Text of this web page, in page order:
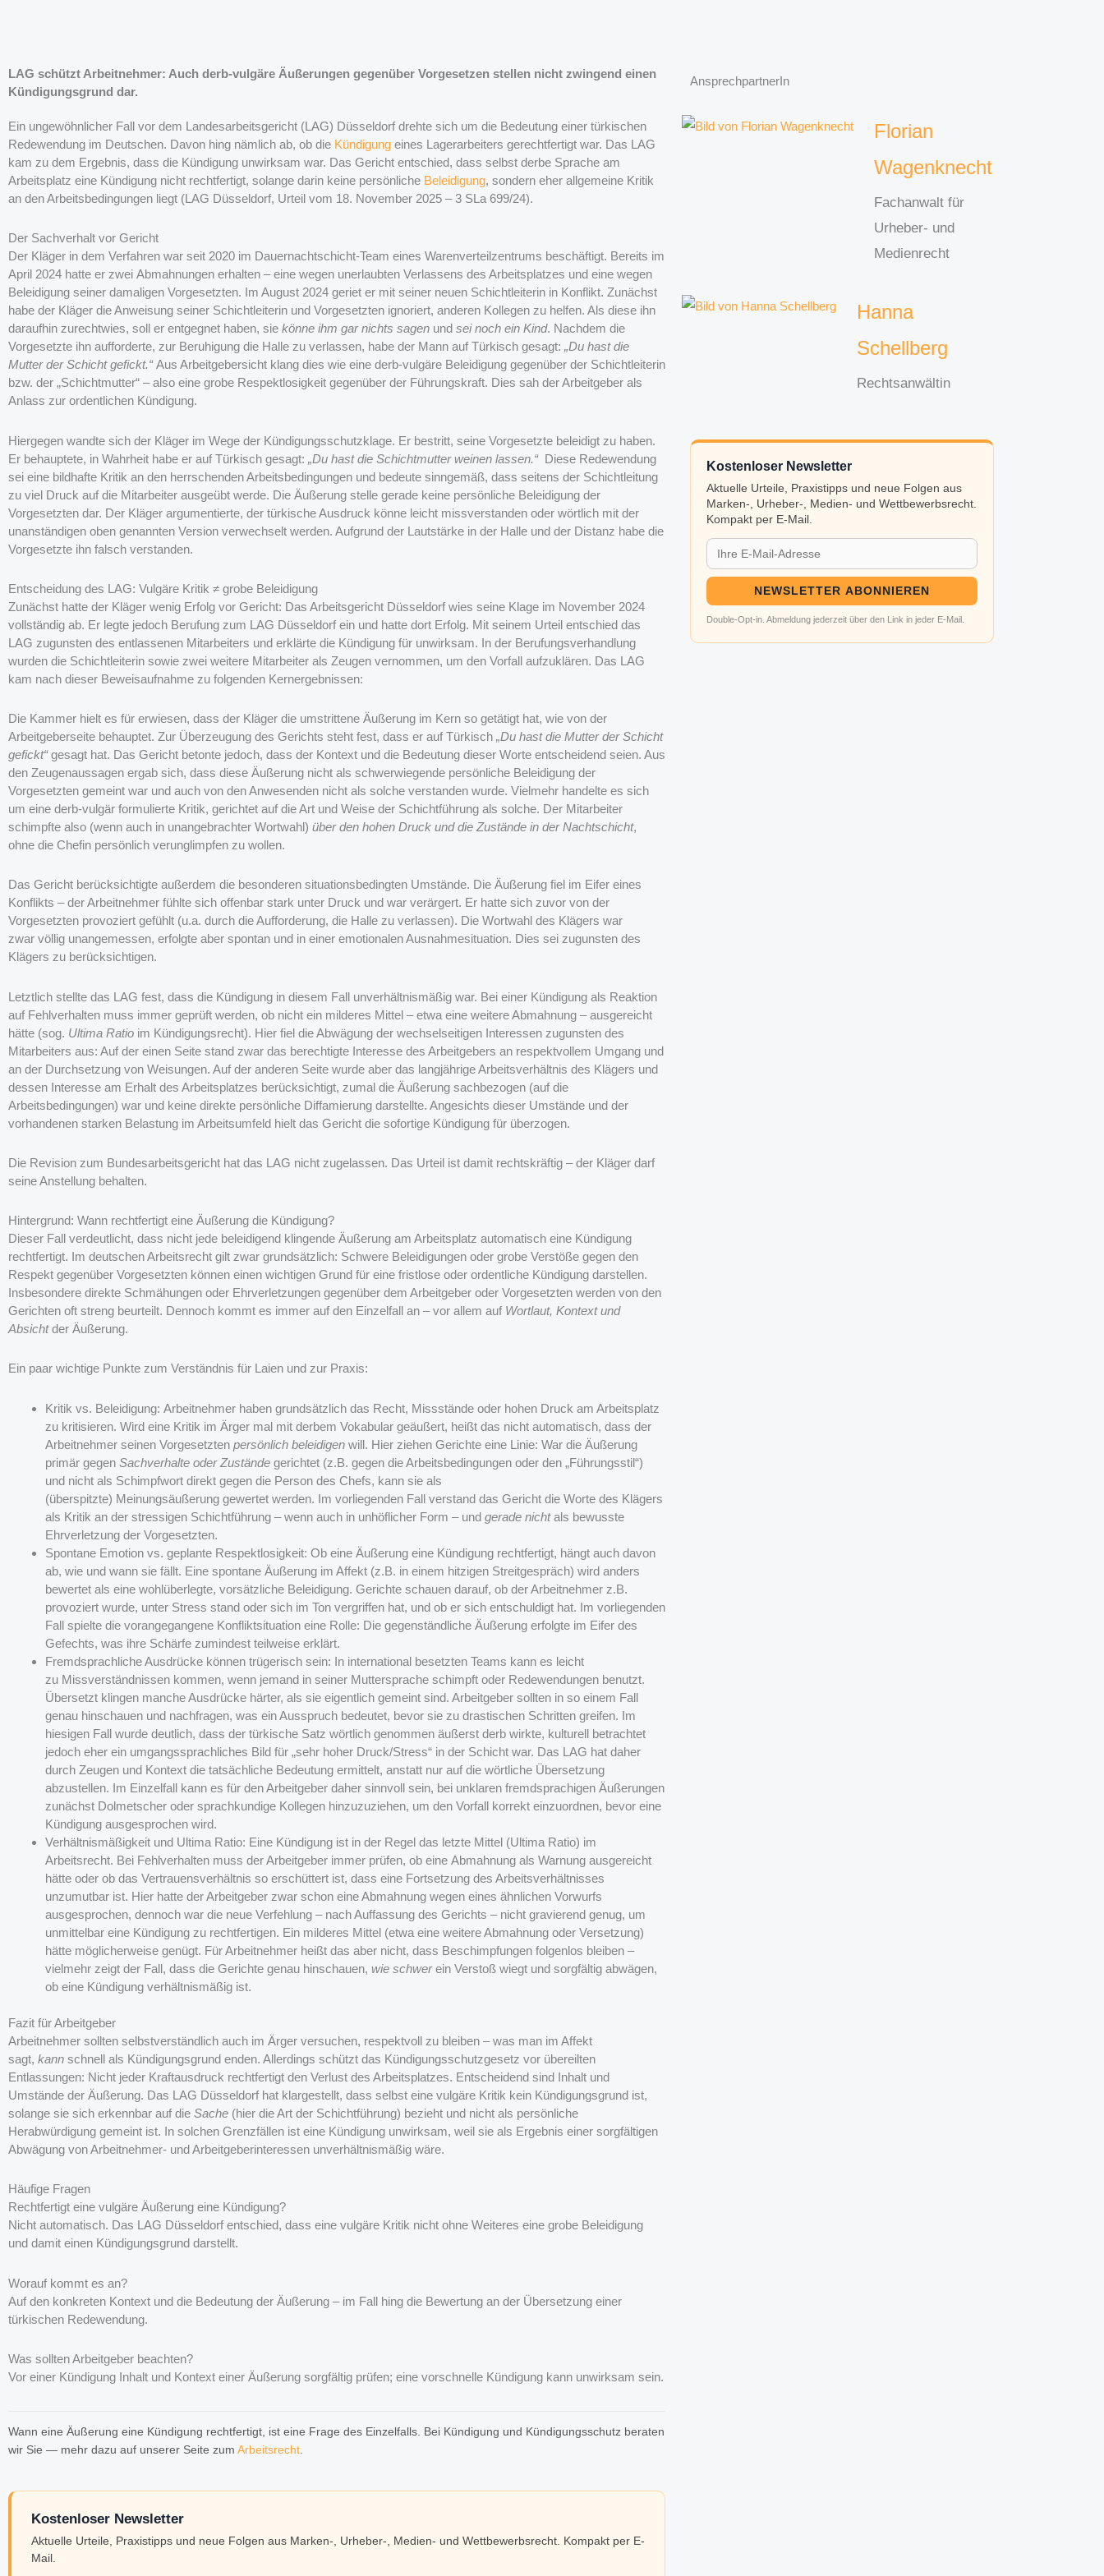
LAG schützt Arbeitnehmer: Auch derb-vulgäre Äußerungen gegenüber Vorgesetzen stellen nicht zwingend einen
Kündigungsgrund dar.
Ein ungewöhnlicher Fall vor dem Landesarbeitsgericht (LAG) Düsseldorf drehte sich um die Bedeutung einer türkischen
Redewendung im Deutschen. Davon hing nämlich ab, ob die Kündigung eines Lagerarbeiters gerechtfertigt war. Das LAG
kam zu dem Ergebnis, dass die Kündigung unwirksam war. Das Gericht entschied, dass selbst derbe Sprache am
Arbeitsplatz eine Kündigung nicht rechtfertigt, solange darin keine persönliche Beleidigung, sondern eher allgemeine Kritik
an den Arbeitsbedingungen liegt (LAG Düsseldorf, Urteil vom 18. November 2025 – 3 SLa 699/24).
Der Sachverhalt vor Gericht
Der Kläger in dem Verfahren war seit 2020 im Dauernachtschicht-Team eines Warenverteilzentrums beschäftigt. Bereits im
April 2024 hatte er zwei Abmahnungen erhalten – eine wegen unerlaubten Verlassens des Arbeitsplatzes und eine wegen
Beleidigung seiner damaligen Vorgesetzten. Im August 2024 geriet er mit seiner neuen Schichtleiterin in Konflikt. Zunächst
habe der Kläger die Anweisung seiner Schichtleiterin und Vorgesetzten ignoriert, anderen Kollegen zu helfen. Als diese ihn
daraufhin zurechtwies, soll er entgegnet haben, sie könne ihm gar nichts sagen und sei noch ein Kind. Nachdem die
Vorgesetzte ihn aufforderte, zur Beruhigung die Halle zu verlassen, habe der Mann auf Türkisch gesagt: „Du hast die
Mutter der Schicht gefickt.“Aus Arbeitgebersicht klang dies wie eine derb-vulgäre Beleidigung gegenüber der Schichtleiterin
bzw. der „Schichtmutter“ – also eine grobe Respektlosigkeit gegenüber der Führungskraft. Dies sah der Arbeitgeber als
Anlass zur ordentlichen Kündigung.
Hiergegen wandte sich der Kläger im Wege der Kündigungsschutzklage. Er bestritt, seine Vorgesetzte beleidigt zu haben.
Er behauptete, in Wahrheit habe er auf Türkisch gesagt: „Du hast die Schichtmutter weinen lassen.“Diese Redewendung
sei eine bildhafte Kritik an den herrschenden Arbeitsbedingungen und bedeute sinngemäß, dass seitens der Schichtleitung
zu viel Druck auf die Mitarbeiter ausgeübt werde. Die Äußerung stelle gerade keine persönliche Beleidigung der
Vorgesetzten dar. Der Kläger argumentierte, der türkische Ausdruck könne leicht missverstanden oder wörtlich mit der
unanständigen oben genannten Version verwechselt werden. Aufgrund der Lautstärke in der Halle und der Distanz habe die
Vorgesetzte ihn falsch verstanden.
Entscheidung des LAG: Vulgäre Kritik ≠ grobe Beleidigung
Zunächst hatte der Kläger wenig Erfolg vor Gericht: Das Arbeitsgericht Düsseldorf wies seine Klage im November 2024
vollständig ab. Er legte jedoch Berufung zum LAG Düsseldorf ein und hatte dort Erfolg. Mit seinem Urteil entschied das
LAG zugunsten des entlassenen Mitarbeiters und erklärte die Kündigung für unwirksam. In der Berufungsverhandlung
wurden die Schichtleiterin sowie zwei weitere Mitarbeiter als Zeugen vernommen, um den Vorfall aufzuklären. Das LAG
kam nach dieser Beweisaufnahme zu folgenden Kernergebnissen:
Die Kammer hielt es für erwiesen, dass der Kläger die umstrittene Äußerung im Kern so getätigt hat, wie von der
Arbeitgeberseite behauptet. Zur Überzeugung des Gerichts steht fest, dass er auf Türkisch „Du hast die Mutter der Schicht
gefickt“gesagt hat. Das Gericht betonte jedoch, dass der Kontext und die Bedeutung dieser Worte entscheidend seien. Aus
den Zeugenaussagen ergab sich, dass diese Äußerung nicht als schwerwiegende persönliche Beleidigung der
Vorgesetzten gemeint war und auch von den Anwesenden nicht als solche verstanden wurde. Vielmehr handelte es sich
um eine derb-vulgär formulierte Kritik, gerichtet auf die Art und Weise der Schichtführung als solche. Der Mitarbeiter
schimpfte also (wenn auch in unangebrachter Wortwahl) über den hohen Druck und die Zustände in der Nachtschicht,
ohne die Chefin persönlich verunglimpfen zu wollen.
Das Gericht berücksichtigte außerdem die besonderen situationsbedingten Umstände. Die Äußerung fiel im Eifer eines
Konflikts – der Arbeitnehmer fühlte sich offenbar stark unter Druck und war verärgert. Er hatte sich zuvor von der
Vorgesetzten provoziert gefühlt (u.a. durch die Aufforderung, die Halle zu verlassen). Die Wortwahl des Klägers war
zwar völlig unangemessen, erfolgte aber spontan und in einer emotionalen Ausnahmesituation. Dies sei zugunsten des
Klägers zu berücksichtigen.
Letztlich stellte das LAG fest, dass die Kündigung in diesem Fall unverhältnismäßig war. Bei einer Kündigung als Reaktion
auf Fehlverhalten muss immer geprüft werden, ob nicht ein milderes Mittel – etwa eine weitere Abmahnung – ausgereicht
hätte (sog. Ultima Ratio im Kündigungsrecht). Hier fiel die Abwägung der wechselseitigen Interessen zugunsten des
Mitarbeiters aus: Auf der einen Seite stand zwar das berechtigte Interesse des Arbeitgebers an respektvollem Umgang und
an der Durchsetzung von Weisungen. Auf der anderen Seite wurde aber das langjährige Arbeitsverhältnis des Klägers und
dessen Interesse am Erhalt des Arbeitsplatzes berücksichtigt, zumal die Äußerung sachbezogen (auf die
Arbeitsbedingungen) war und keine direkte persönliche Diffamierung darstellte. Angesichts dieser Umstände und der
vorhandenen starken Belastung im Arbeitsumfeld hielt das Gericht die sofortige Kündigung für überzogen.
Die Revision zum Bundesarbeitsgericht hat das LAG nicht zugelassen. Das Urteil ist damit rechtskräftig – der Kläger darf
seine Anstellung behalten.
Hintergrund: Wann rechtfertigt eine Äußerung die Kündigung?
Dieser Fall verdeutlicht, dass nicht jede beleidigend klingende Äußerung am Arbeitsplatz automatisch eine Kündigung
rechtfertigt. Im deutschen Arbeitsrecht gilt zwar grundsätzlich: Schwere Beleidigungen oder grobe Verstöße gegen den
Respekt gegenüber Vorgesetzten können einen wichtigen Grund für eine fristlose oder ordentliche Kündigung darstellen.
Insbesondere direkte Schmähungen oder Ehrverletzungen gegenüber dem Arbeitgeber oder Vorgesetzten werden von den
Gerichten oft streng beurteilt. Dennoch kommt es immer auf den Einzelfall an – vor allem auf Wortlaut, Kontext und
Absichtder Äußerung.
Ein paar wichtige Punkte zum Verständnis für Laien und zur Praxis:
Kritik vs. Beleidigung: Arbeitnehmer haben grundsätzlich das Recht, Missstände oder hohen Druck am Arbeitsplatz
zu kritisieren. Wird eine Kritik im Ärger mal mit derbem Vokabular geäußert, heißt das nicht automatisch, dass der
Arbeitnehmer seinen Vorgesetzten persönlich beleidigen will. Hier ziehen Gerichte eine Linie: War die Äußerung
primär gegen Sachverhalte oder Zustände gerichtet (z.B. gegen die Arbeitsbedingungen oder den „Führungsstil“)
und nicht als Schimpfwort direkt gegen die Person des Chefs, kann sie als
(überspitzte) Meinungsäußerung gewertet werden. Im vorliegenden Fall verstand das Gericht die Worte des Klägers
als Kritik an der stressigen Schichtführung – wenn auch in unhöflicher Form – und gerade nichtals bewusste
Ehrverletzung der Vorgesetzten.
Spontane Emotion vs. geplante Respektlosigkeit: Ob eine Äußerung eine Kündigung rechtfertigt, hängt auch davon
ab, wie und wann sie fällt. Eine spontane Äußerung im Affekt (z.B. in einem hitzigen Streitgespräch) wird anders
bewertet als eine wohlüberlegte, vorsätzliche Beleidigung. Gerichte schauen darauf, ob der Arbeitnehmer z.B.
provoziert wurde, unter Stress stand oder sich im Ton vergriffen hat, und ob er sich entschuldigt hat. Im vorliegenden
Fall spielte die vorangegangene Konfliktsituation eine Rolle: Die gegenständliche Äußerung erfolgte im Eifer des
Gefechts, was ihre Schärfe zumindest teilweise erklärt.
Fremdsprachliche Ausdrücke können trügerisch sein: In international besetzten Teams kann es leicht
zu Missverständnissen kommen, wenn jemand in seiner Muttersprache schimpft oder Redewendungen benutzt.
Übersetzt klingen manche Ausdrücke härter, als sie eigentlich gemeint sind. Arbeitgeber sollten in so einem Fall
genau hinschauen und nachfragen, was ein Ausspruch bedeutet, bevor sie zu drastischen Schritten greifen. Im
hiesigen Fall wurde deutlich, dass der türkische Satz wörtlich genommen äußerst derb wirkte, kulturell betrachtet
jedoch eher ein umgangssprachliches Bild für „sehr hoher Druck/Stress“ in der Schicht war. Das LAG hat daher
durch Zeugen und Kontext die tatsächliche Bedeutung ermittelt, anstatt nur auf die wörtliche Übersetzung
abzustellen. Im Einzelfall kann es für den Arbeitgeber daher sinnvoll sein, bei unklaren fremdsprachigen Äußerungen
zunächst Dolmetscher oder sprachkundige Kollegen hinzuzuziehen, um den Vorfall korrekt einzuordnen, bevor eine
Kündigung ausgesprochen wird.
Verhältnismäßigkeit und Ultima Ratio: Eine Kündigung ist in der Regel das letzte Mittel (Ultima Ratio) im
Arbeitsrecht. Bei Fehlverhalten muss der Arbeitgeber immer prüfen, ob eine Abmahnung als Warnung ausgereicht
hätte oder ob das Vertrauensverhältnis so erschüttert ist, dass eine Fortsetzung des Arbeitsverhältnisses
unzumutbar ist. Hier hatte der Arbeitgeber zwar schon eine Abmahnung wegen eines ähnlichen Vorwurfs
ausgesprochen, dennoch war die neue Verfehlung – nach Auffassung des Gerichts – nicht gravierend genug, um
unmittelbar eine Kündigung zu rechtfertigen. Ein milderes Mittel (etwa eine weitere Abmahnung oder Versetzung)
hätte möglicherweise genügt. Für Arbeitnehmer heißt das aber nicht, dass Beschimpfungen folgenlos bleiben –
vielmehr zeigt der Fall, dass die Gerichte genau hinschauen, wie schwerein Verstoß wiegt und sorgfältig abwägen,
ob eine Kündigung verhältnismäßig ist.
Fazit für Arbeitgeber
Arbeitnehmer sollten selbstverständlich auch im Ärger versuchen, respektvoll zu bleiben – was man im Affekt
sagt, kann schnell als Kündigungsgrund enden. Allerdings schützt das Kündigungsschutzgesetz vor übereilten
Entlassungen: Nicht jeder Kraftausdruck rechtfertigt den Verlust des Arbeitsplatzes. Entscheidend sind Inhalt und
Umstände der Äußerung. Das LAG Düsseldorf hat klargestellt, dass selbst eine vulgäre Kritik kein Kündigungsgrund ist,
solange sie sich erkennbar auf die Sache (hier die Art der Schichtführung) bezieht und nicht als persönliche
Herabwürdigung gemeint ist. In solchen Grenzfällen ist eine Kündigung unwirksam, weil sie als Ergebnis einer sorgfältigen
Abwägung von Arbeitnehmer- und Arbeitgeberinteressen unverhältnismäßig wäre.
Häufige Fragen
Rechtfertigt eine vulgäre Äußerung eine Kündigung?
Nicht automatisch. Das LAG Düsseldorf entschied, dass eine vulgäre Kritik nicht ohne Weiteres eine grobe Beleidigung
und damit einen Kündigungsgrund darstellt.
Worauf kommt es an?
Auf den konkreten Kontext und die Bedeutung der Äußerung – im Fall hing die Bewertung an der Übersetzung einer
türkischen Redewendung.
Was sollten Arbeitgeber beachten?
Vor einer Kündigung Inhalt und Kontext einer Äußerung sorgfältig prüfen; eine vorschnelle Kündigung kann unwirksam sein.
Wann eine Äußerung eine Kündigung rechtfertigt, ist eine Frage des Einzelfalls. Bei Kündigung und Kündigungsschutz beraten
wir Sie — mehr dazu auf unserer Seite zum Arbeitsrecht.
Kostenloser Newsletter
Aktuelle Urteile, Praxistipps und neue Folgen aus Marken-, Urheber-, Medien- und Wettbewerbsrecht. Kompakt per E-
Mail.
AnsprechpartnerIn
Florian
Wagenknecht
Fachanwalt für
Urheber- und
Medienrecht
Hanna
Schellberg
Rechtsanwältin
Kostenloser Newsletter
Aktuelle Urteile, Praxistipps und neue Folgen aus
Marken-, Urheber-, Medien- und Wettbewerbsrecht.
Kompakt per E-Mail.
NEWSLETTER ABONNIEREN
Double-Opt-in. Abmeldung jederzeit über den Link in jeder E-Mail.